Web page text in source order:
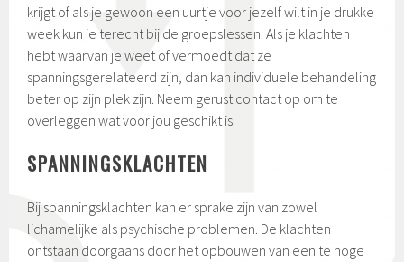
krijgt of als je gewoon een uurtje voor jezelf wilt in je drukke
week kun je terecht bij de groepslessen. Als je klachten
hebt waarvan je weet of vermoedt dat ze
spanningsgerelateerd zijn, dan kan individuele behandeling
beter op zijn plek zijn. Neem gerust contact op om te
overleggen wat voor jou geschikt is.
SPANNINGSKLACHTEN
Bij spanningsklachten kan er sprake zijn van zowel
lichamelijke als psychische problemen. De klachten
ontstaan doorgaans door het opbouwen van een te hoge